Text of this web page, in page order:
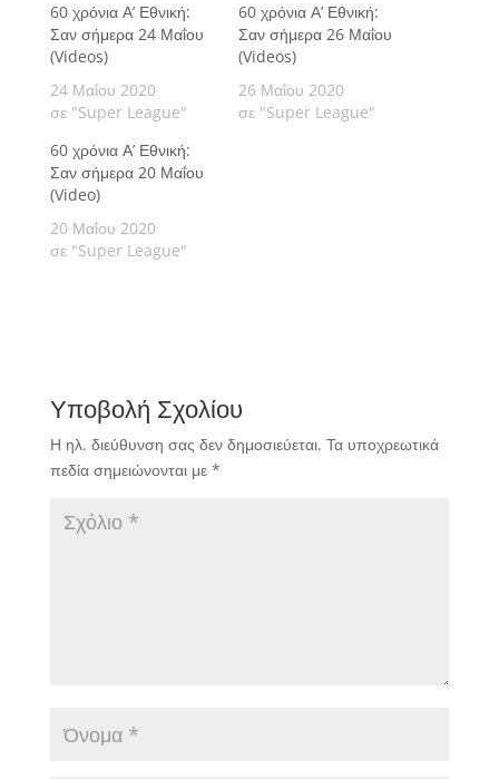
60 χρόνια Α’ Εθνική:
Σαν σήμερα 24 Μαΐου
(Videos)
24 Μαΐου 2020
σε "Super League"
60 χρόνια Α’ Εθνική:
Σαν σήμερα 26 Μαΐου
(Videos)
26 Μαΐου 2020
σε "Super League"
60 χρόνια Α’ Εθνική:
Σαν σήμερα 20 Μαΐου
(Video)
20 Μαΐου 2020
σε "Super League"
Υποβολή Σχολίου
Η ηλ. διεύθυνση σας δεν δημοσιεύεται. Τα υποχρεωτικά
πεδία σημειώνονται με *